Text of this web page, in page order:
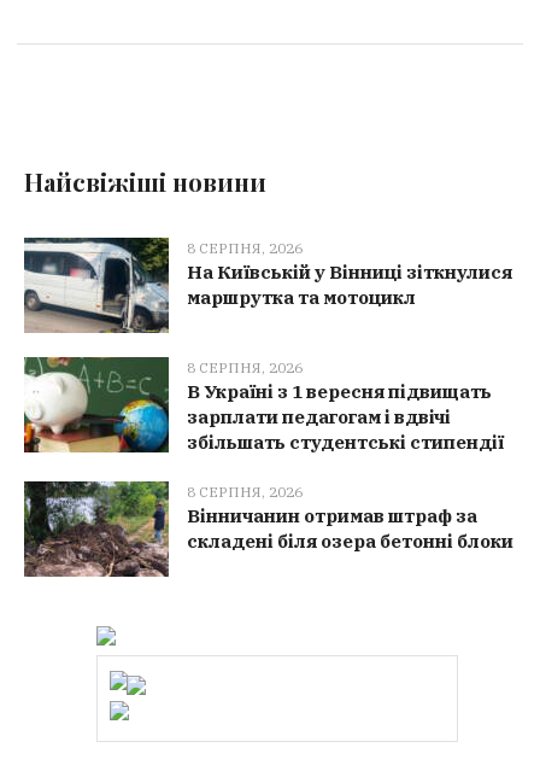
Найсвіжіші новини
8 СЕРПНЯ, 2026
На Київській у Вінниці зіткнулися
маршрутка та мотоцикл
8 СЕРПНЯ, 2026
В Україні з 1 вересня підвищать
зарплати педагогам і вдвічі
збільшать студентські стипендії
8 СЕРПНЯ, 2026
Вінничанин отримав штраф за
складені біля озера бетонні блоки